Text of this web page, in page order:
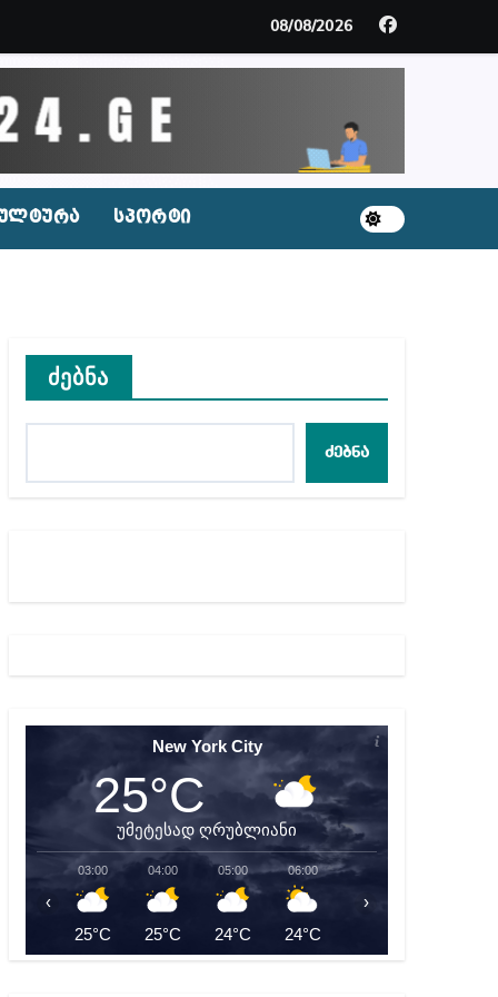
პატიმრობას ითვალისწინებს
შექმნილი რუსი ტურისტებისთვის, ჩვენი
– ეკა კუპატაძე ნანუკა ჟორჟოლიანს
საკანში მოთავსება, საერთაშორისო
ნაცვლად ცხენის ხორცი შეჰქონდათ
08/08/2026
სპორტი
ძებნა
ძებნა
New York City
25°C
უმეტესად ღრუბლიანი
03:00
25°C
04:00
25°C
05:00
24°C
06:00
24°C
‹ ›